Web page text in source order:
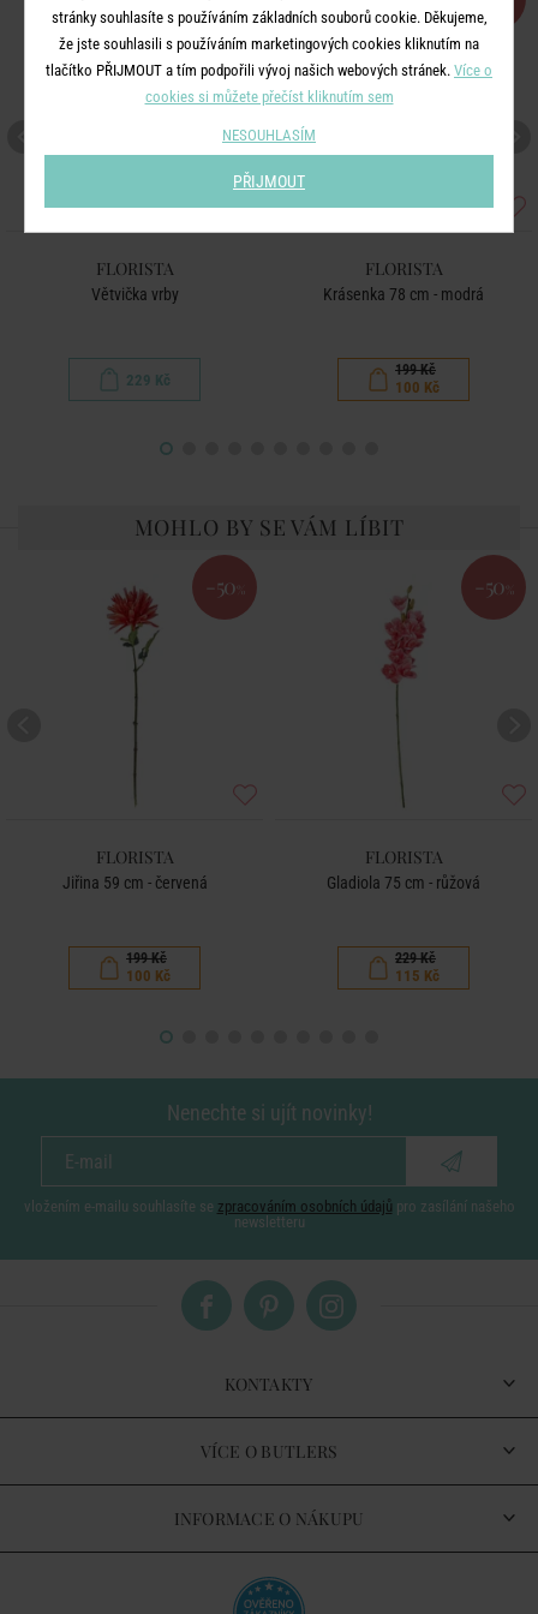
FLORISTA
Větvička vrby
229 Kč
FLORISTA
Krásenka 78 cm - modrá
199 Kč
100 Kč
MOHLO BY SE VÁM LÍBIT
-50 %
FLORISTA
Jiřina 59 cm - červená
199 Kč
100 Kč
-50 %
FLORISTA
Gladiola 75 cm - růžová
229 Kč
115 Kč
Nenechte si ujít novinky!
vložením e-mailu souhlasíte se zpracováním osobních údajů pro zasílání našeho
newsletteru
KONTAKTY
VÍCE O BUTLERS
INFORMACE O NÁKUPU
stránky souhlasíte s používáním základních souborů cookie. Děkujeme,
že jste souhlasili s používáním marketingových cookies kliknutím na
tlačítko PŘIJMOUT a tím podpořili vývoj našich webových stránek. Více o
cookies si můžete přečíst kliknutím sem
NESOUHLASÍM
PŘIJMOUT